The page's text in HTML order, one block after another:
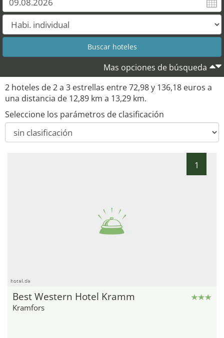
Mas opciones de búsqueda
2 hoteles de 2 a 3 estrellas entre 72,98 y 136,18 euros a
una distancia de 12,89 km a 13,29 km.
Seleccione los parámetros de clasificación
1
hotel.de
Best Western Hotel Kramm
Kramfors